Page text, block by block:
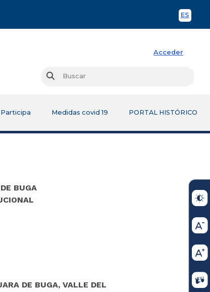
ES
Acceder
Buscar
Participa Medidas covid 19 PORTAL HISTÓRICO
BUGA
DE BUGA, VALLE DEL